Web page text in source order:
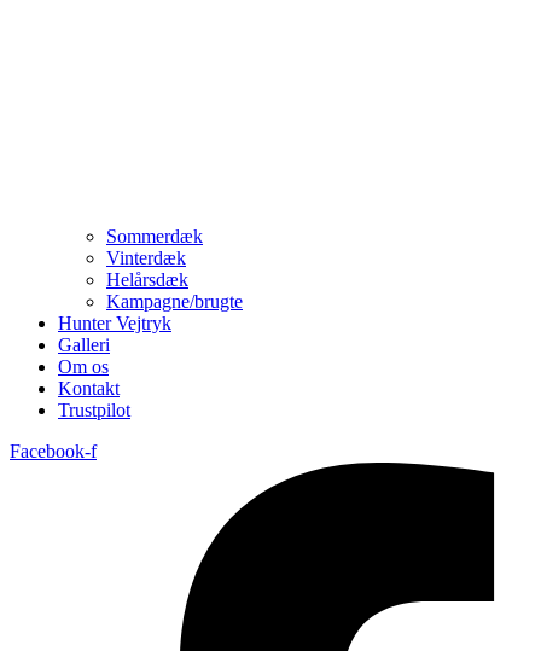
Sommerdæk
Vinterdæk
Helårsdæk
Kampagne/brugte
Hunter Vejtryk
Galleri
Om os
Kontakt
Trustpilot
Facebook-f